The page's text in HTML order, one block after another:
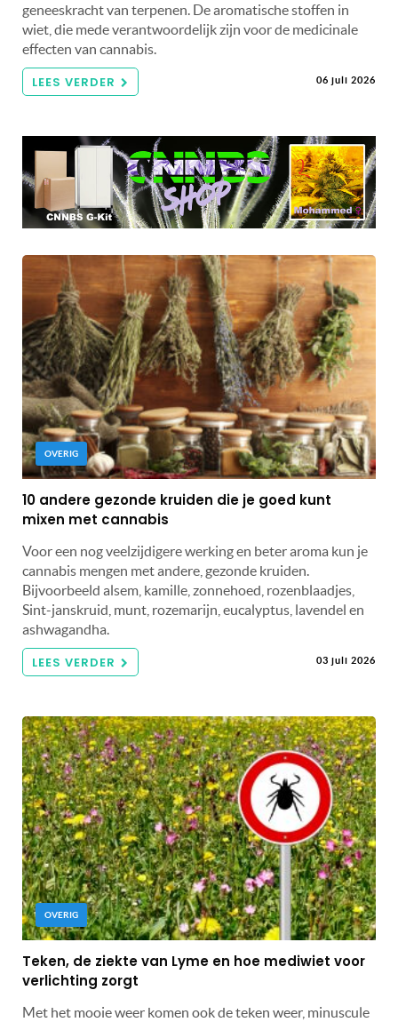
geneeskracht van terpenen. De aromatische stoffen in
wiet, die mede verantwoordelijk zijn voor de medicinale
effecten van cannabis.
LEES VERDER 06 juli 2026
OVERIG
10 andere gezonde kruiden die je goed kunt
mixen met cannabis
Voor een nog veelzijdigere werking en beter aroma kun je
cannabis mengen met andere, gezonde kruiden.
Bijvoorbeeld alsem, kamille, zonnehoed, rozenblaadjes,
Sint-janskruid, munt, rozemarijn, eucalyptus, lavendel en
ashwagandha.
LEES VERDER 03 juli 2026
OVERIG
Teken, de ziekte van Lyme en hoe mediwiet voor
verlichting zorgt
Met het mooie weer komen ook de teken weer, minuscule